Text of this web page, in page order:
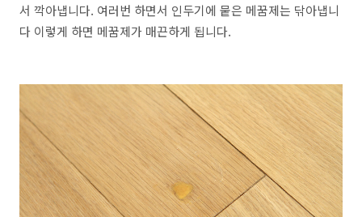
서 깍아냅니다. 여러번 하면서 인두기에 뭍은 메꿈제는 닦아냅니
다 이렇게 하면 메꿈제가 매끈하게 됩니다.